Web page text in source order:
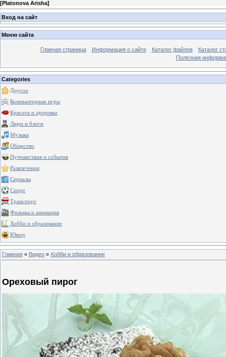
[Platonova Arisha]
Вход на сайт
Меню сайта
Главная страница Информация о сайте Каталог файлов
Каталог
Полезная
Categories
Другое
Компьютерные игры
Красота и здоровье
Люди и блоги
Музыка
Общество
Путешествия и события
Развлечения
Сериалы
Спорт
Транспорт
Фильмы и анимация
Хобби и образование
Юмор
Главная » Видео » Хобби и образование
Ореховый пирог